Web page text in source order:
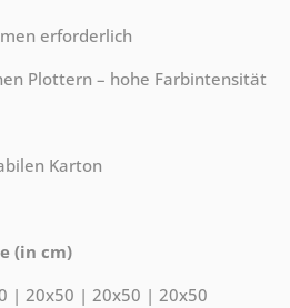
erforderlich
Plottern – hohe Farbintensität
Karton
(in cm)
| 20x50 | 20x50 | 20x50